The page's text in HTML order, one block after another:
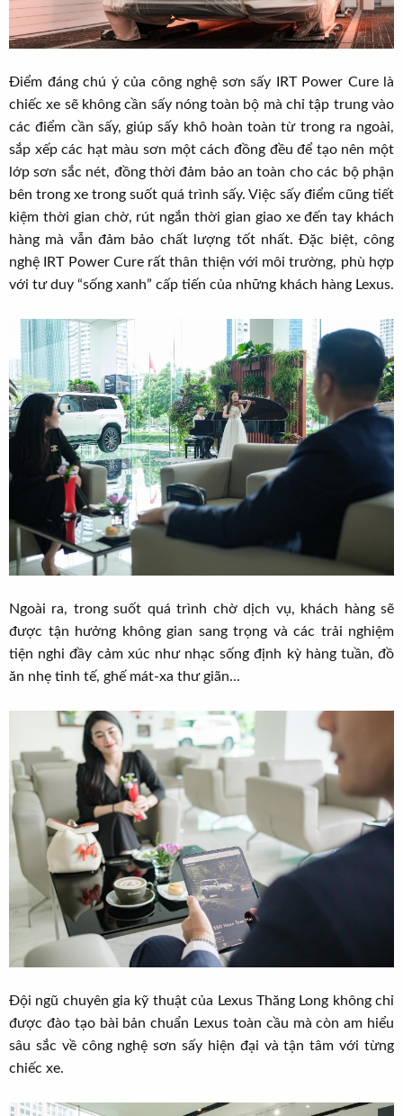
Điểm đáng chú ý của công nghệ sơn sấy IRT Power Cure là
chiếc xe sẽ không cần sấy nóng toàn bộ mà chỉ tập trung vào
các điểm cần sấy, giúp sấy khô hoàn toàn từ trong ra ngoài,
sắp xếp các hạt màu sơn một cách đồng đều để tạo nên một
lớp sơn sắc nét, đồng thời đảm bảo an toàn cho các bộ phận
bên trong xe trong suốt quá trình sấy. Việc sấy điểm cũng tiết
kiệm thời gian chờ, rút ngắn thời gian giao xe đến tay khách
hàng mà vẫn đảm bảo chất lượng tốt nhất. Đặc biệt, công
nghệ IRT Power Cure rất thân thiện với môi trường, phù hợp
với tư duy “sống xanh” cấp tiến của những khách hàng Lexus.
Ngoài ra, trong suốt quá trình chờ dịch vụ, khách hàng sẽ
được tận hưởng không gian sang trọng và các trải nghiệm
tiện nghi đầy cảm xúc như nhạc sống định kỳ hàng tuần, đồ
ăn nhẹ tinh tế, ghế mát-xa thư giãn...
Đội ngũ chuyên gia kỹ thuật của Lexus Thăng Long không chỉ
được đào tạo bài bản chuẩn Lexus toàn cầu mà còn am hiểu
sâu sắc về công nghệ sơn sấy hiện đại và tận tâm với từng
chiếc xe.